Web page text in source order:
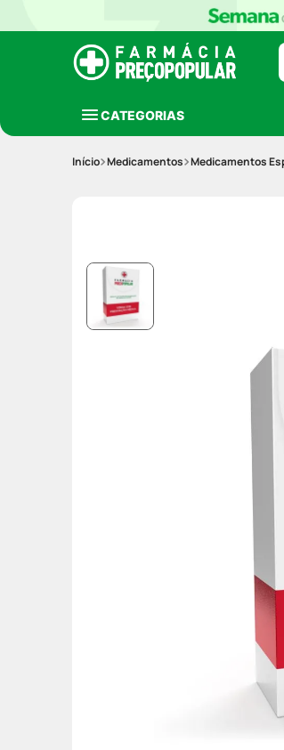
CATEGORIAS
Medicamentos Medicamentos